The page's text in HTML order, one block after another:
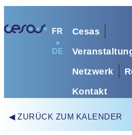
Cesas
Netzwerk
Kontakt
FR
DE
◀ ZURÜCK ZUM KALENDER